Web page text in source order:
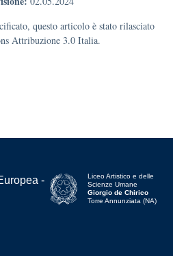
questo articolo è stato rilasciato
Attribuzione 3.0 Italia.
Liceo Artistico e delle
Scienze Umane
Giorgio de Chirico
Torre Annunziata (NA)